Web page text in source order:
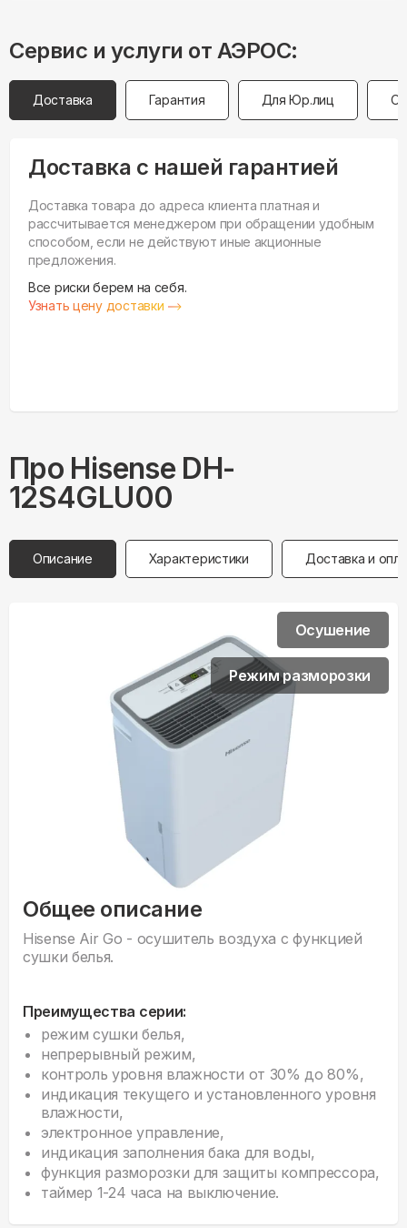
Сервис и услуги от АЭРОС:
Доставка Гарантия Для Юр.лиц
Доставка с нашей гарантией
Доставка товара до адреса клиента платная и
рассчитывается менеджером при обращении удобным
способом, если не действуют иные акционные
предложения.
Все риски берем на себя.
Узнать цену доставки
Про Hisense DH-
12S4GLU00
Описание Характеристики Доставка и
Общее описание
Hisense Air Go - осушитель воздуха с функцией
сушки белья.
Преимущества серии:
режим сушки белья,
непрерывный режим,
контроль уровня влажности от 30% до 80%,
индикация текущего и установленного уровня
влажности,
электронное управление,
индикация заполнения бака для воды,
функция разморозки для защиты компрессора,
таймер 1-24 часа на выключение.
Осушение
Режим разморозки